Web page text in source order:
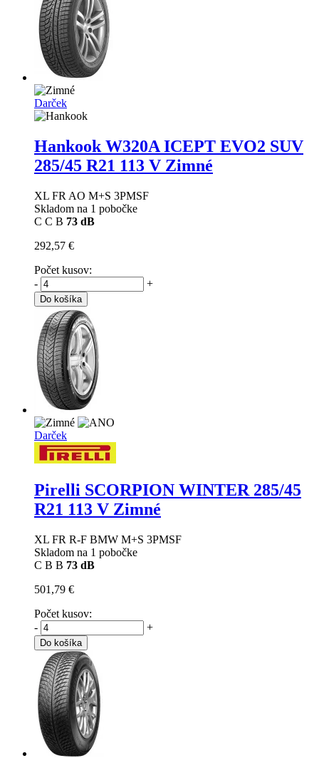
Darček
Hankook W320A ICEPT EVO2 SUV
285/45 R21 113 V Zimné
XL FR AO M+S 3PMSF
Skladom na 1 pobočke
C C B 73 dB
292,57 €
Počet kusov:
-
+
Do košíka
Darček
Pirelli SCORPION WINTER 285/45
R21 113 V Zimné
XL FR R-F BMW M+S 3PMSF
Skladom na 1 pobočke
C B B 73 dB
501,79 €
Počet kusov:
-
+
Do košíka